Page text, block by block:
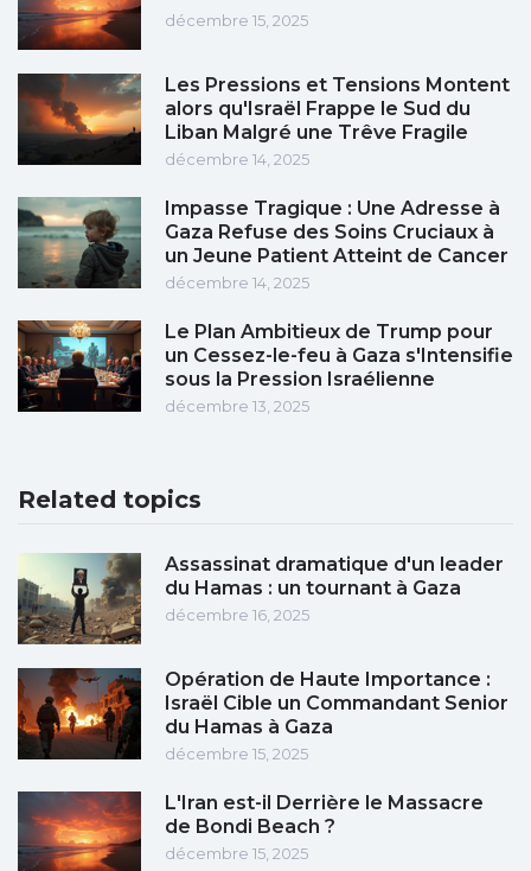
décembre 15, 2025
Les Pressions et Tensions Montent
alors qu'Israël Frappe le Sud du
Liban Malgré une Trêve Fragile
décembre 14, 2025
Impasse Tragique : Une Adresse à
Gaza Refuse des Soins Cruciaux à
un Jeune Patient Atteint de Cancer
décembre 14, 2025
Le Plan Ambitieux de Trump pour
un Cessez-le-feu à Gaza s'Intensifie
sous la Pression Israélienne
décembre 13, 2025
Related topics
Assassinat dramatique d'un leader
du Hamas : un tournant à Gaza
décembre 16, 2025
Opération de Haute Importance :
Israël Cible un Commandant Senior
du Hamas à Gaza
décembre 15, 2025
L'Iran est-il Derrière le Massacre
de Bondi Beach ?
décembre 15, 2025